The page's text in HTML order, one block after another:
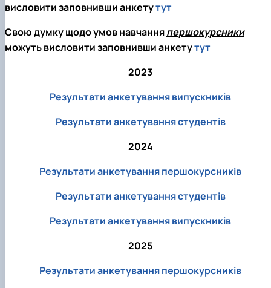
висловити заповнивши анкетутут
Свою думку щодо умов навчанняпершокурсники
можуть висловити заповнивши анкетутут
2023
Результати анкетування випускників
Результати анкетування студентів
2024
Результати анкетування першокурсників
Результати анкетування студентів
Результати анкетування випускників
2025
Результати анкетування першокурсників